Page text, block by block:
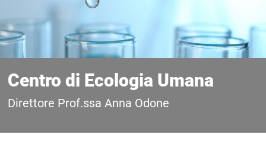
Centro di Ecologia Umana
Direttore Prof.ssa Anna Odone